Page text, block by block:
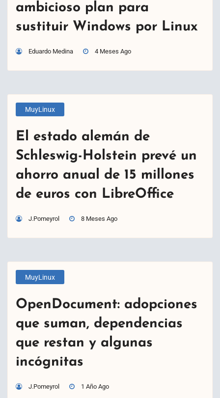
ambicioso plan para
sustituir Windows por Linux
Eduardo Medina 4 Meses Ago
MuyLinux
El estado alemán de
Schleswig-Holstein prevé un
ahorro anual de 15 millones
de euros con LibreOffice
J.Pomeyrol 8 Meses Ago
MuyLinux
OpenDocument: adopciones
que suman, dependencias
que restan y algunas
incógnitas
J.Pomeyrol 1 Año Ago